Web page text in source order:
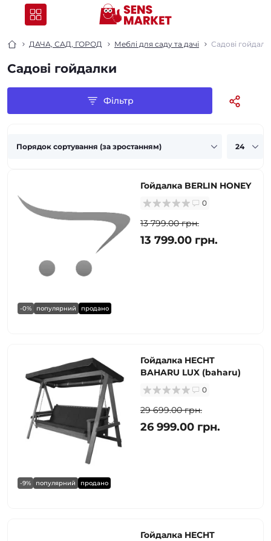
ДАЧА, САД, ГОРОД Меблі для саду та дачі Садові
Садові гойдалки
Фільтр
-0% популярний продано
Гойдалка BERLIN HONEY
0
13 799.00 грн.
13 799.00 грн.
-9% популярний продано
Гойдалка HECHT
BAHARU LUX (baharu)
0
29 699.00 грн.
26 999.00 грн.
Гойдалка HECHT